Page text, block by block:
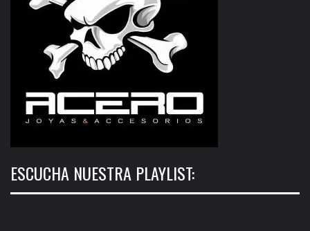
ESCUCHA NUESTRA PLAYLIST: